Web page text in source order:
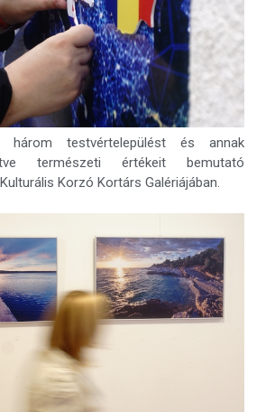
testvértelepülést és annak
természeti értékeit bemutató
Korzó Kortárs Galériájában.